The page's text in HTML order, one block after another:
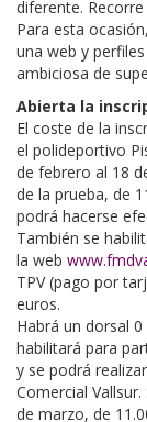
diferente.
Para esta
una web y
ambiciosa de
Abierta la
El coste de la
el polideportivo
de febrero al 18
de la prueba, de
podrá hacerse
También se
la web
TPV (pago por
euros.
Habrá un dorsal
habilitará para
y se podrá
Comercial
de marzo, de